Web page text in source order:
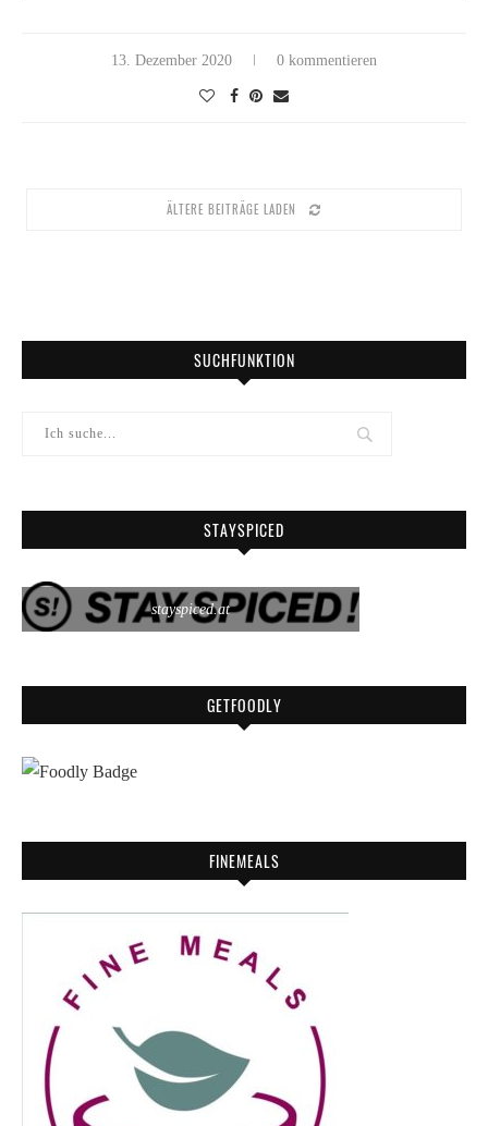
13. Dezember 2020 0 kommentieren
ÄLTERE BEITRÄGE LADEN
SUCHFUNKTION
STAYSPICED
stayspiced.at
GETFOODLY
FINEMEALS